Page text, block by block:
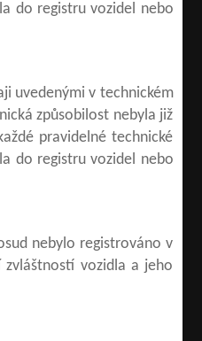
do registru vozidel nebo
uvedenými v technickém
způsobilost nebyla již
pravidelné technické
do registru vozidel nebo
nebylo registrováno v
vozidla a jeho